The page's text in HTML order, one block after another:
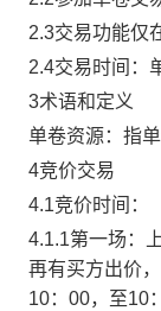
2.3交易功能仅
2.4交易时间：
3术语和定义
单卷资源：指
4竞价交易
4.1竞价时间：
4.1.1第一场：
再有买方出价
10：00，至10